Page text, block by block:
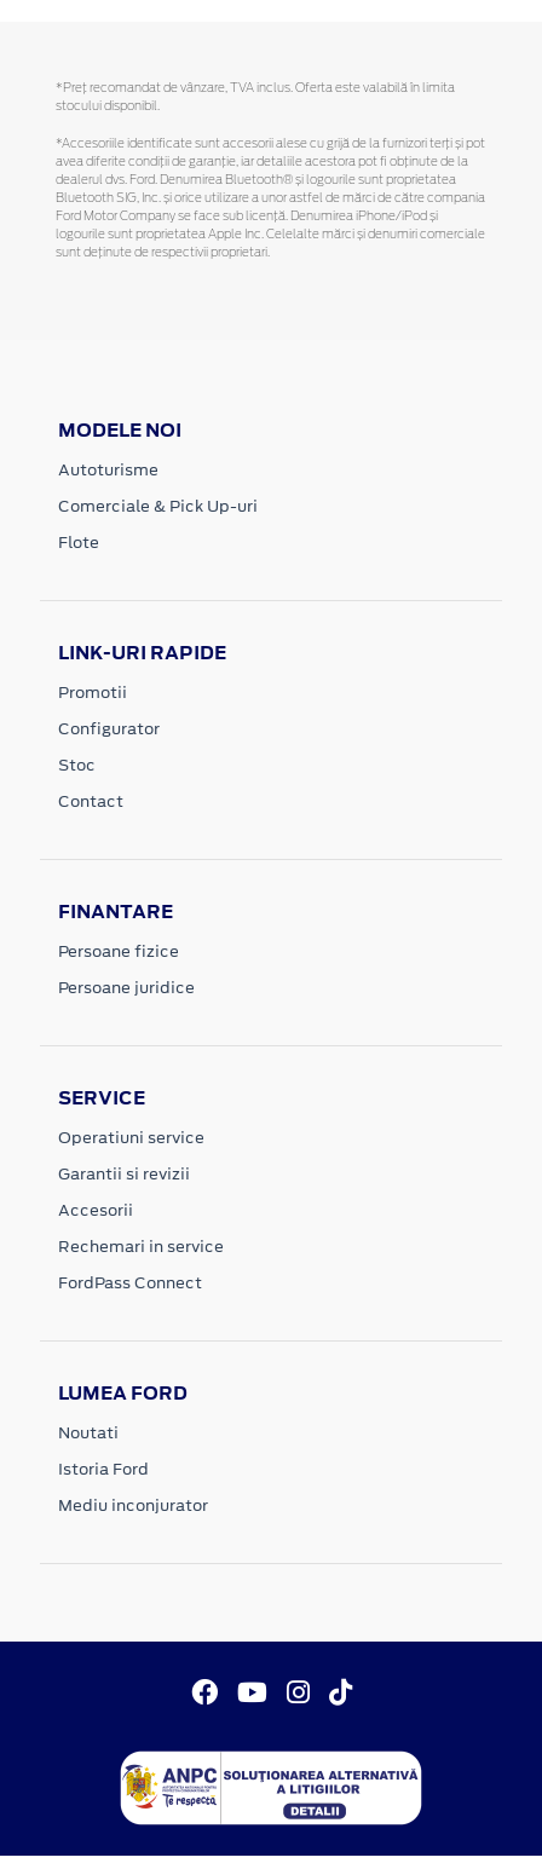
*Preţ recomandat de vânzare, TVA inclus. Oferta este valabilă în limita
stocului disponibil.
*Accesoriile identificate sunt accesorii alese cu grijă de la furnizori terți și pot
avea diferite condiții de garanție, iar detaliile acestora pot fi obținute de la
dealerul dvs. Ford. Denumirea Bluetooth® și logourile sunt proprietatea
Bluetooth SIG, Inc. și orice utilizare a unor astfel de mărci de către compania
Ford Motor Company se face sub licență. Denumirea iPhone/iPod și
logourile sunt proprietatea Apple Inc. Celelalte mărci și denumiri comerciale
sunt deținute de respectivii proprietari.
MODELE NOI
Autoturisme
Comerciale & Pick Up-uri
Flote
LINK-URI RAPIDE
Promotii
Configurator
Stoc
Contact
FINANTARE
Persoane fizice
Persoane juridice
SERVICE
Operatiuni service
Garantii si revizii
Accesorii
Rechemari in service
FordPass Connect
LUMEA FORD
Noutati
Istoria Ford
Mediu inconjurator